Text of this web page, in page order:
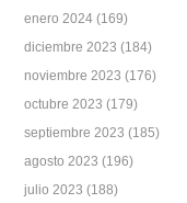
enero 2024 (169)
diciembre 2023 (184)
noviembre 2023 (176)
octubre 2023 (179)
septiembre 2023 (185)
agosto 2023 (196)
julio 2023 (188)